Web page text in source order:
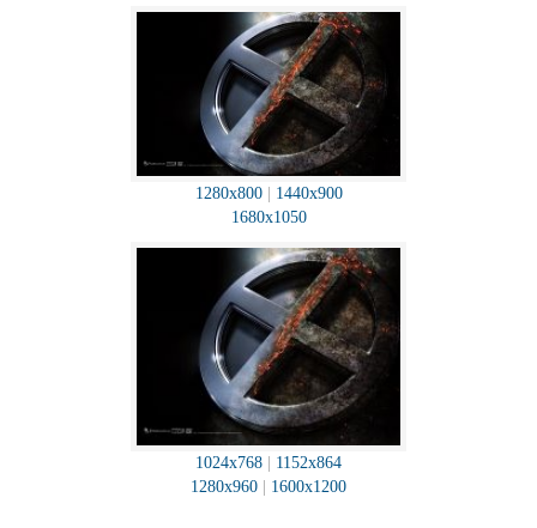
1280x800| 1440x900
1680x1050
1024x768
1152x864
1280x960
1600x1200